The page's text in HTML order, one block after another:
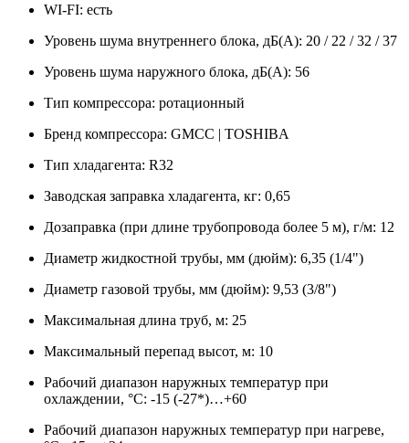
WI-FI: есть
Уровень шума внутреннего блока, дБ(А): 20 / 22 / 32 / 37
Уровень шума наружного блока, дБ(А): 56
Тип компрессора: ротационный
Бренд компрессора: GMCC | TOSHIBA
Тип хладагента: R32
Заводская заправка хладагента, кг: 0,65
Дозаправка (при длине трубопровода более 5 м), г/м: 12
Диаметр жидкостной трубы, мм (дюйм): 6,35 (1/4")
Диаметр газовой трубы, мм (дюйм): 9,53 (3/8")
Максимальная длина труб, м: 25
Максимальный перепад высот, м: 10
Рабочий диапазон наружных температур при
охлаждении, °C: -15 (-27*)…+60
Рабочий диапазон наружных температур при нагреве,